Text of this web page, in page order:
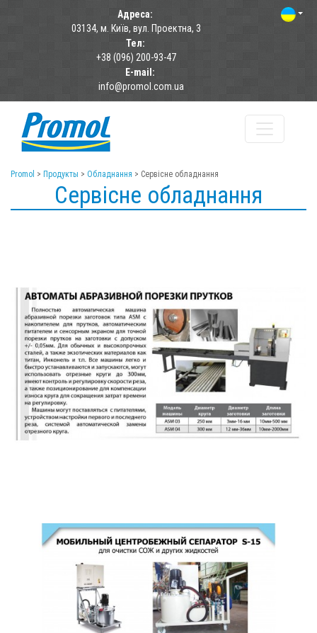
Адреса:
03134, м. Київ, вул. Проектна, 3
Тел:
+38 (096) 200-93-47
E-mail:
info@promol.com.ua
Promol > Продукты > Обладнання > Сервісне обладнання
Сервісне обладнання